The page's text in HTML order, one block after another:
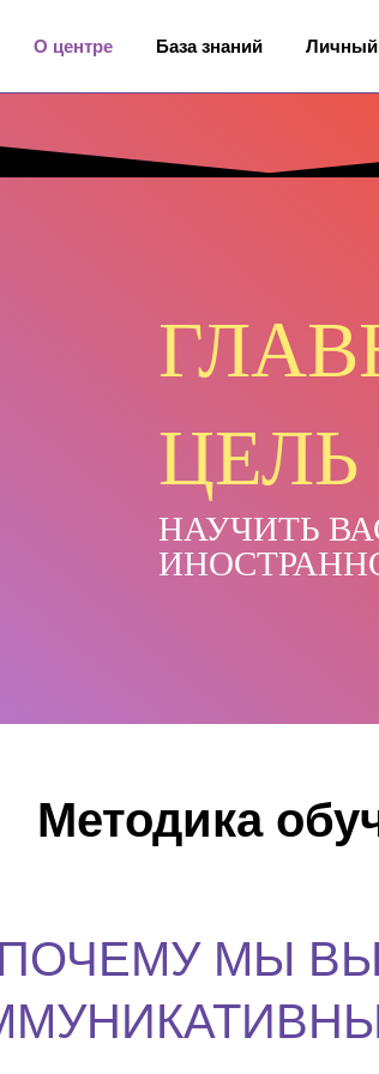
О центре База знаний Личный
ЦЕЛЬ
НАУЧИТЬ
Методика
МЫ